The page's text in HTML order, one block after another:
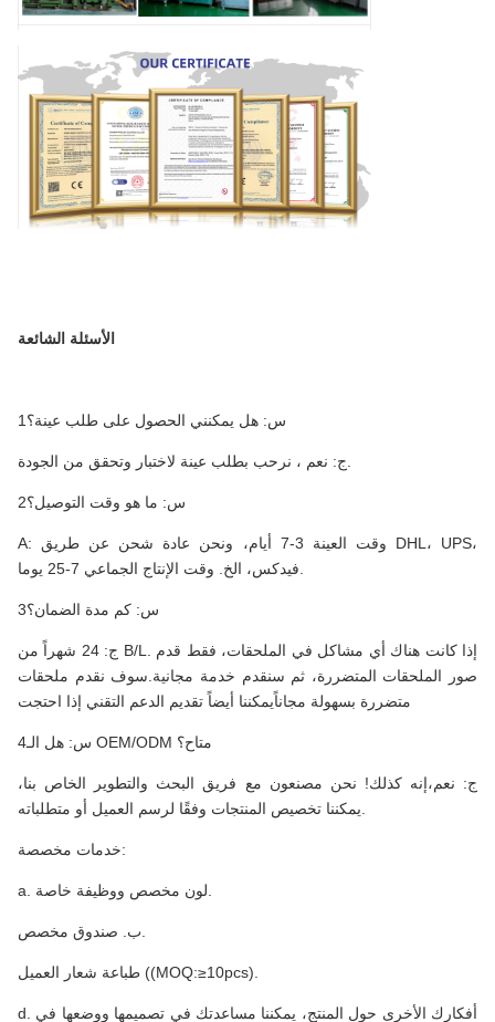
الأسئلة الشائعة
1س: هل يمكنني الحصول على طلب عينة؟
ج: نعم ، نرحب بطلب عينة لاختبار وتحقق من الجودة.
2س: ما هو وقت التوصيل؟
A: وقت العينة 3-7 أيام، ونحن عادة شحن عن طريق DHL، UPS،
فيدكس، الخ. وقت الإنتاج الجماعي 7-25 يوما.
3س: كم مدة الضمان؟
ج: 24 شهراً من B/L. إذا كانت هناك أي مشاكل في الملحقات، فقط قدم
صور الملحقات المتضررة، ثم سنقدم خدمة مجانية.سوف نقدم ملحقات
متضررة بسهولة مجاناًيمكننا أيضاً تقديم الدعم التقني إذا احتجت
4س: هل الـ OEM/ODM متاح؟
ج: نعم،إنه كذلك! نحن مصنعون مع فريق البحث والتطوير الخاص بنا،
يمكننا تخصيص المنتجات وفقًا لرسم العميل أو متطلباته.
خدمات مخصصة:
a. لون مخصص ووظيفة خاصة.
ب. صندوق مخصص.
طباعة شعار العميل ((MOQ:≥10pcs).
d. أفكارك الأخرى حول المنتج، يمكننا مساعدتك في تصميمها ووضعها في